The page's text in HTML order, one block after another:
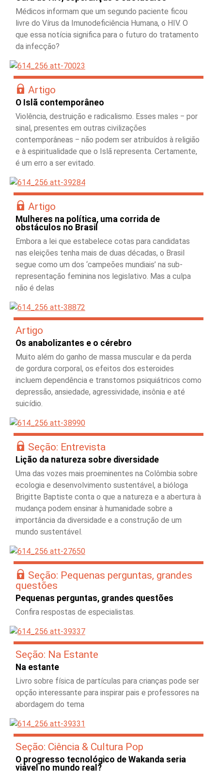
Médicos informam que um segundo paciente ficou
livre do Vírus da Imunodeficiência Humana, o HIV. O
que essa notícia significa para o futuro do tratamento
da infecção?
Artigo
O Islã contemporâneo
Violência, destruição e radicalismo. Esses males ‒ por
sinal, presentes em outras civilizações
contemporâneas ‒ não podem ser atribuídos à religião
e à espiritualidade que o Islã representa. Certamente,
é um erro a ser evitado.
Artigo
Mulheres na política, uma corrida de
obstáculos no Brasil
Embora a lei que estabelece cotas para candidatas
nas eleições tenha mais de duas décadas, o Brasil
segue como um dos ‘campeões mundiais’ na sub-
representação feminina nos legislativo. Mas a culpa
não é delas
Artigo
Os anabolizantes e o cérebro
Muito além do ganho de massa muscular e da perda
de gordura corporal, os efeitos dos esteroides
incluem dependência e transtornos psiquiátricos como
depressão, ansiedade, agressividade, insônia e até
suicídio.
Seção: Entrevista
Lição da natureza sobre diversidade
Uma das vozes mais proeminentes na Colômbia sobre
ecologia e desenvolvimento sustentável, a bióloga
Brigitte Baptiste conta o que a natureza e a abertura à
mudança podem ensinar à humanidade sobre a
importância da diversidade e a construção de um
mundo sustentável.
Seção: Pequenas perguntas, grandes
questões
Pequenas perguntas, grandes questões
Confira respostas de especialistas.
Seção: Na Estante
Na estante
Livro sobre física de partículas para crianças pode ser
opção interessante para inspirar pais e professores na
abordagem do tema
Seção: Ciência & Cultura Pop
O progresso tecnológico de Wakanda seria
viável no mundo real?